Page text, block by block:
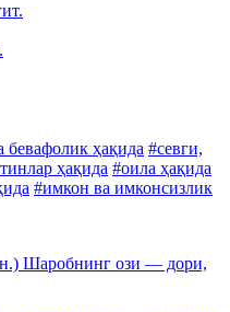
бевафолик ҳақида #севги,
ҳақида #оила ҳақида
#имкон ва имконсизлик
Шаробнинг ози — дори,